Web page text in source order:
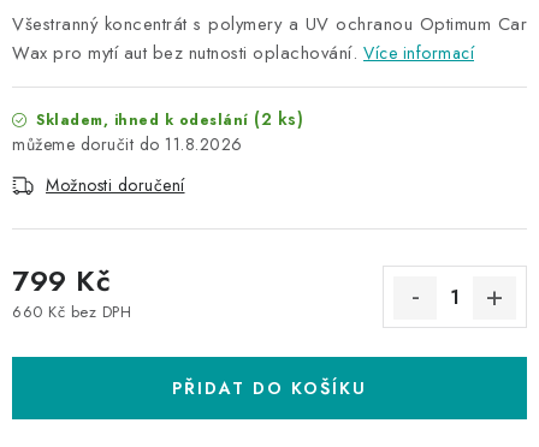
Věrnostní program
Všeobecné obchodní podmínky
Podmínky ochrany osobních údajů
Mapa serveru
Všestranný koncentrát s polymery a UV ochranou Optimum Car
Wax pro mytí aut bez nutnosti oplachování. Více informací
Skladem, ihned k odeslání (2 ks)
11.8.2026
Možnosti doručení
799 Kč
660 Kč bez DPH
PŘIDAT DO KOŠÍKU